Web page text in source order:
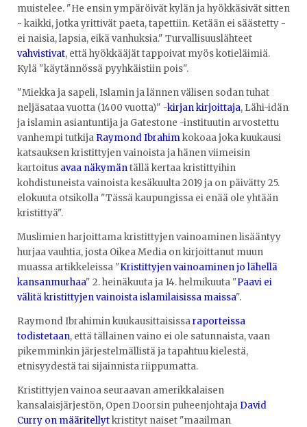
muistelee. "He ensin ympäröivät kylän ja hyökkäsivät sitten
- kaikki, jotka yrittivät paeta, tapettiin. Ketään ei säästetty -
ei naisia, lapsia, eikä vanhuksia." Turvallisuuslähteet
vahvistivat, että hyökkääjät tappoivat myös kotieläimiä.
Kylä "käytännössä pyyhkäistiin pois".
"Miekka ja sapeli, Islamin ja lännen välisen sodan tuhat
neljäsataa vuotta (1400 vuotta)" -kirjan kirjoittaja, Lähi-idän
ja islamin asiantuntija ja Gatestone -instituutin arvostettu
vanhempi tutkija Raymond Ibrahimkokoaa joka kuukausi
katsauksen kristittyjen vainoista ja hänen viimeisin
kartoitus avaa näkymäntällä kertaa kristittyihin
kohdistuneista vainoista kesäkuulta 2019 ja on päivätty 25.
elokuuta otsikolla "Tässä kaupungissa ei enää ole yhtään
kristittyä".
Muslimien harjoittama kristittyjen vainoaminen lisääntyy
hurjaa vauhtia, josta Oikea Media on kirjoittanut muun
muassa artikkeleissa "Kristittyjen vainoaminen jo lähellä
kansanmurhaa" 2. heinäkuuta ja 14. helmikuuta "Paavi ei
välitä kristittyjen vainoista islamilaisissa maissa".
Raymond Ibrahimin kuukausittaisissaraporteissa
todistetaan, että tällainen vaino ei ole satunnaista, vaan
pikemminkin järjestelmällistä ja tapahtuu kielestä,
etnisyydestä tai sijainnista riippumatta.
Kristittyjen vainoa seuraavan amerikkalaisen
kansalaisjärjestön, Open Doorsin puheenjohtaja David
Curry on määritellytkristityt naiset "maailman